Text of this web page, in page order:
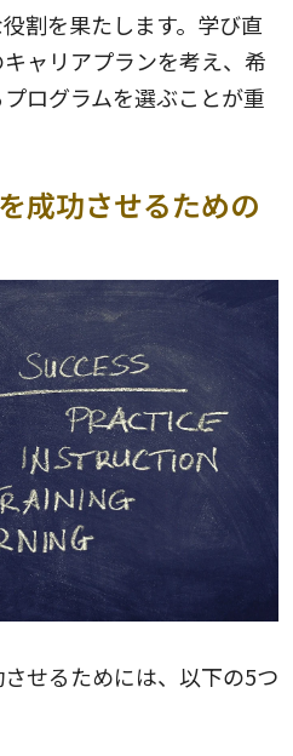
割を果たします。学び直
ャリアプランを考え、希
ログラムを選ぶことが重
成功させるための
せるためには、以下の5つ